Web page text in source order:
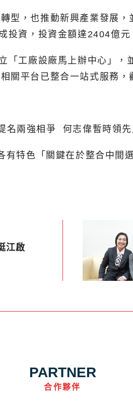
型，也推動新興產業發展
投資，投資金額達2404億元
工廠設廠馬上辦中心」
關平台已整合一站式服務，
名兩強相爭 何志偉暫時領先
特色「關鍵在於整合中間選
江啟
PARTNER
合作夥伴